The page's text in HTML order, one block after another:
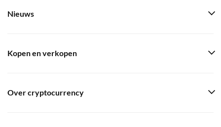
Nieuws
Kopen en verkopen
Over cryptocurrency